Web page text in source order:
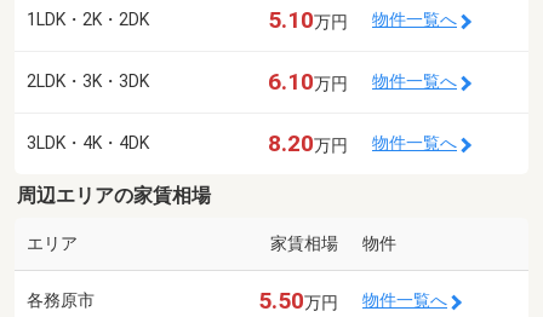
1LDK・2K・2DK 5.10万円 物件一覧へ
2LDK・3K・3DK 6.10万円 物件一覧へ
3LDK・4K・4DK 8.20万円 物件一覧へ
周辺エリアの家賃相場
エリア 家賃相場 物件
各務原市 5.50万円 物件一覧へ